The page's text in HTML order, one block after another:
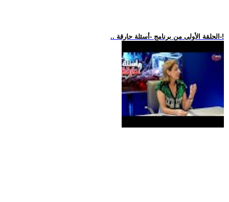
.. الحلقة الأولى من برنامج -أسئلة حارقة-!